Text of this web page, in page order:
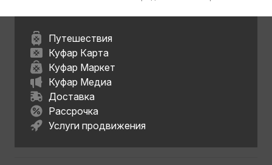
боимся сложности. Большой опыт бурения по
Минской, Витебской и Гродненской областях.
-- Нам важны ваши хорошие отзывы. Работаем
только на положительный результат.
ООО ВОДАБУДЕТ
Путешествия
Куфар Карта
Куфар Маркет
Куфар Медиа
Доставка
Рассрочка
Услуги продвижения